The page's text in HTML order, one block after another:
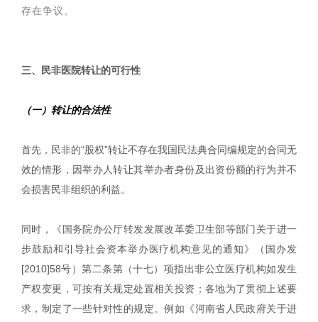
存在争议。
三、民非医院转让的可行性
（一）转让的合法性
首先，民非的“股权”转让不存在我国民法典合同编规定的合同无
效的情形，因举办人转让其举办者身份及出资份额的行为并不
会损害民非组织的利益。
同时，《国务院办公厅转发发展改革委卫生部等部门关于进一
步鼓励和引导社会资本举办医疗机构意见的通知》（国办发
[2010]58号）第二条第（十七）项指出非公立医疗机构如发生
产权变更，可按有关规定处置相关投资；各地为了贯彻上述要
求，制定了一些针对性的规定。例如《河南省人民政府关于进